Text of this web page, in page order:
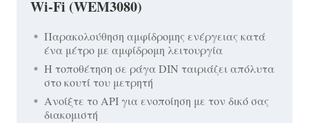
Wi-Fi (WEM3080)
Παρακολούθηση αμφίδρομης ενέργειας κατά
ένα μέτρο με αμφίδρομη λειτουργία
Η τοποθέτηση σε ράγα DIN ταιριάζει απόλυτα
στο κουτί του μετρητή
Ανοίξτε το API για ενοποίηση με τον δικό σας
διακομιστή